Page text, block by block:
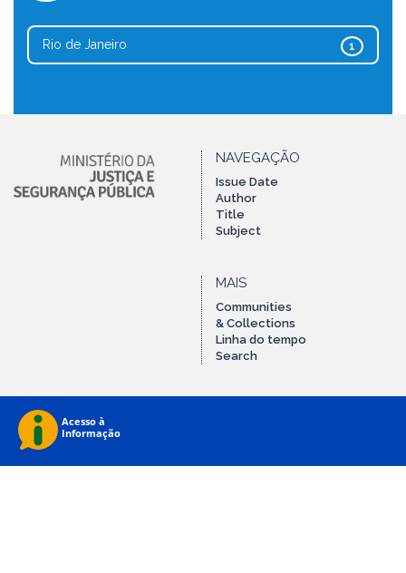
1
Rio de Janeiro
NAVEGAÇÃO
Issue Date
Author
Title
Subject
MAIS
Communities
& Collections
Linha do tempo
Search